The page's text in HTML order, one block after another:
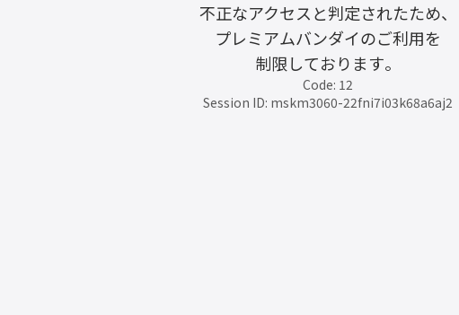
不正なアクセスと判定されたため、
プレミアムバンダイのご利用を
制限しております。
Code: 12
Session ID: mskm3060-22fni7i03k68a6aj2